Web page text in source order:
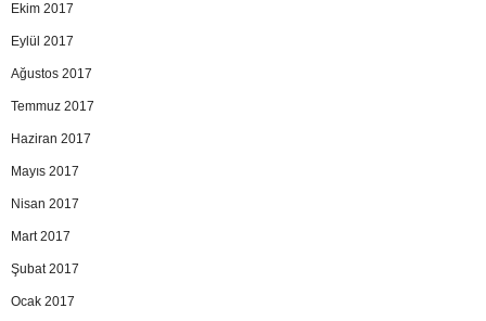
Ekim 2017
Eylül 2017
Ağustos 2017
Temmuz 2017
Haziran 2017
Mayıs 2017
Nisan 2017
Mart 2017
Şubat 2017
Ocak 2017